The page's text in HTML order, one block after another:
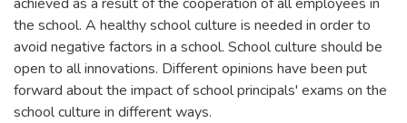
the school. A healthy school culture is needed in order to
avoid negative factors in a school. School culture should be
open to all innovations. Different opinions have been put
forward about the impact of school principals' exams on the
school culture in different ways.